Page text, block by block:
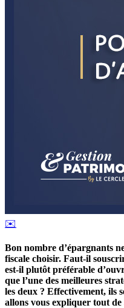
✉️
Bon nombre d’épargnants
fiscale choisir. Faut-il
est-il plutôt préférable
que l’une des meilleures
les deux ? Effectivement, ils
allons vous expliquer tout